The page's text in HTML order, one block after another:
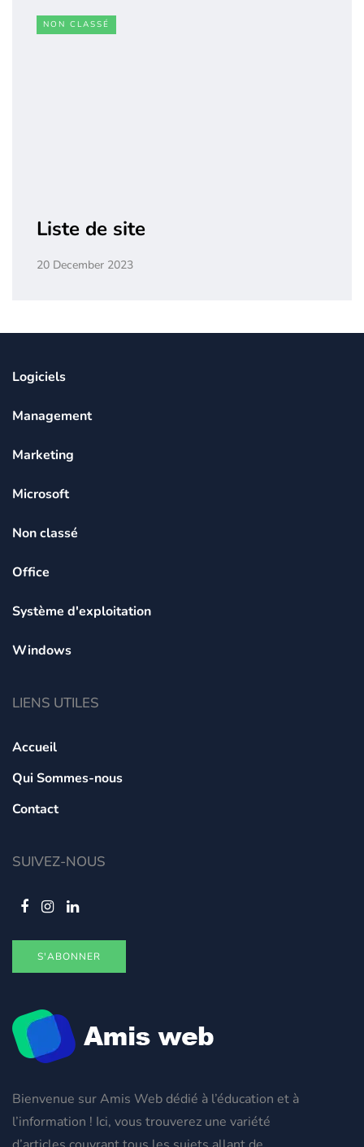
NON CLASSÉ
Liste de site
20 December 2023
Bienvenue sur Amis Web dédié à l’éducation et à
l’information ! Ici, vous trouverez une variété
Logiciels
Management
Marketing
Microsoft
Non classé
Office
Système d'exploitation
Windows
LIENS UTILES
Accueil
Qui Sommes-nous
Contact
SUIVEZ-NOUS
S'ABONNER